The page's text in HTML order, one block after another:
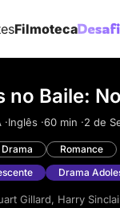
Filmoteca
no Baile:
·Inglês ·60 min ·2 de
Drama
Romance
Drama
Gillard, Harry